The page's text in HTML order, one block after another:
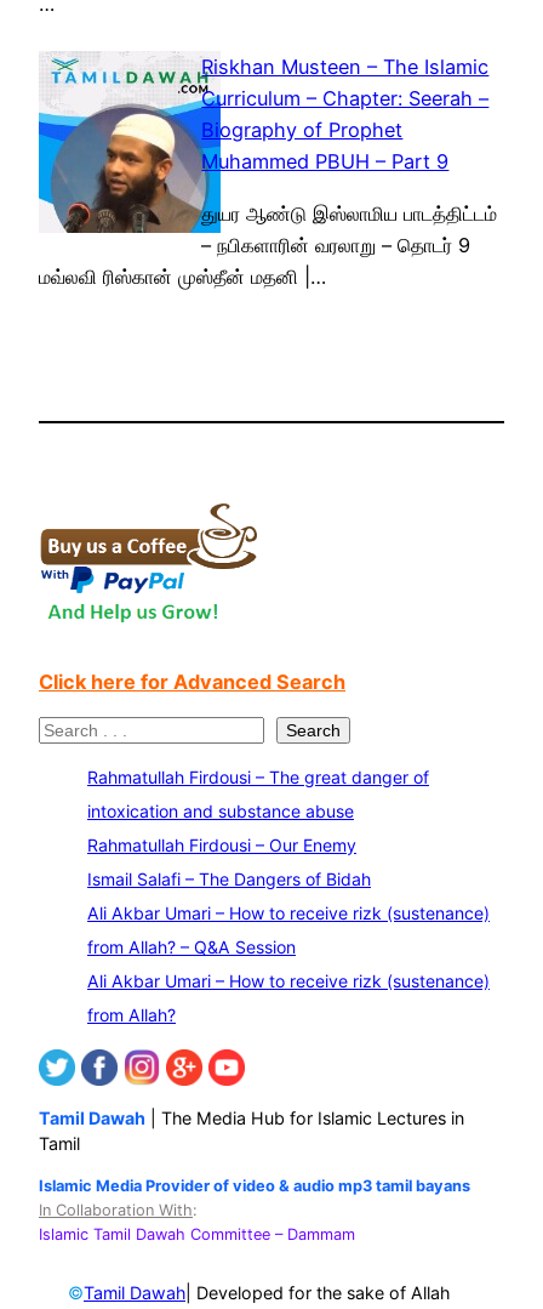
Riskhan Musteen – The Islamic
Curriculum – Chapter: Seerah –
Biography of Prophet
Muhammed PBUH – Part 9
துயர ஆண்டு இஸ்லாமிய பாடத்திட்டம்
– நபிகளாரின் வரலாறு – தொடர் 9
மவ்லவி ரிஸ்கான் முஸ்தீன் மதனி |…
Click here for Advanced Search
S
Search
Rahmatullah Firdousi – The great danger of
intoxication and substance abuse
Rahmatullah Firdousi – Our Enemy
Ismail Salafi – The Dangers of Bidah
Ali Akbar Umari – How to receive rizk (sustenance)
from Allah? – Q&A Session
Ali Akbar Umari – How to receive rizk (sustenance)
from Allah?
Tamil Dawah | The Media Hub for Islamic Lectures in
Tamil
Islamic Media Provider of video & audio mp3 tamil bayans
In Collaboration With:
Islamic Tamil Dawah Committee – Dammam
©Tamil Dawah | Developed for the sake of Allah